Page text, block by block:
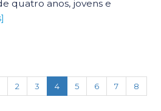
quatro anos, jovens e
2 3 4(current)
5 6 7
8